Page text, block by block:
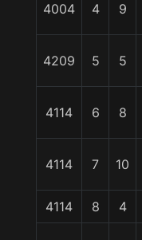
4004 4 9
4209 5 5
4114 6 8
4114 7 10
4114 8 4